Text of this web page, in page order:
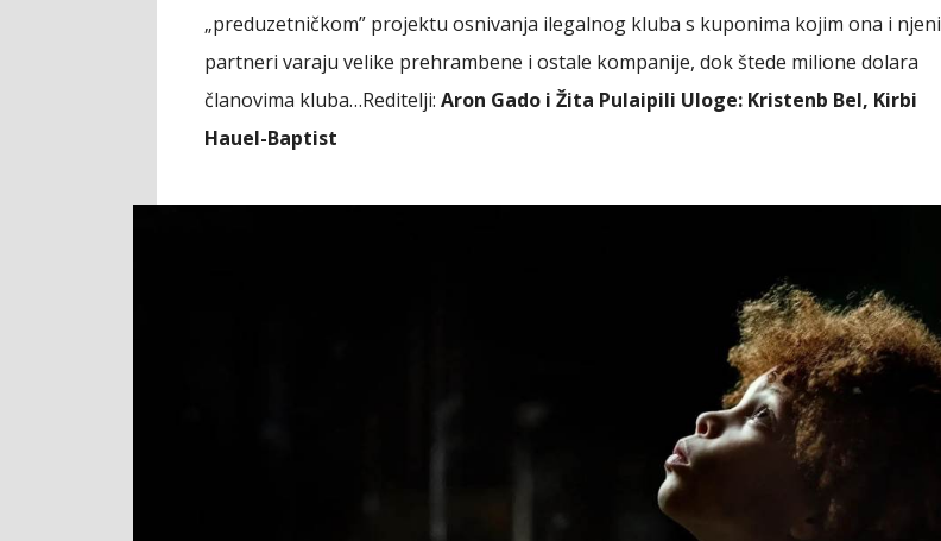
„preduzetničkom” projektu osnivanja ilegalnog kluba s kuponima kojim ona i njeni
partneri varaju velike prehrambene i ostale kompanije, dok štede milione dolara
članovima kluba…Reditelji: Aron Gado i Žita Pulaipili Uloge: Kristenb Bel, Kirbi
Hauel-Baptist